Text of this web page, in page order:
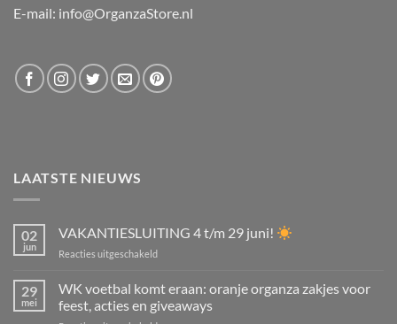
E-mail: info@OrganzaStore.nl
LAATSTE NIEUWS
02
jun
VAKANTIESLUITING 4 t/m 29 juni!
Reacties uitgeschakeldvoor
t/m
29
29
mei
WK voetbal komt eraan: oranje organza zakjes voor
feest, acties en giveaways